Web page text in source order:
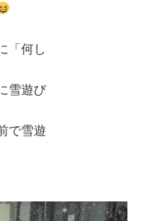
「何し
雪遊び
で雪遊